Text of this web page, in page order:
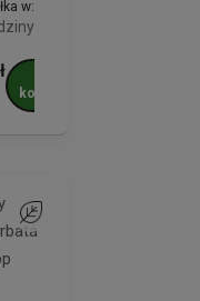
w:
koszyka
Do ulubionych